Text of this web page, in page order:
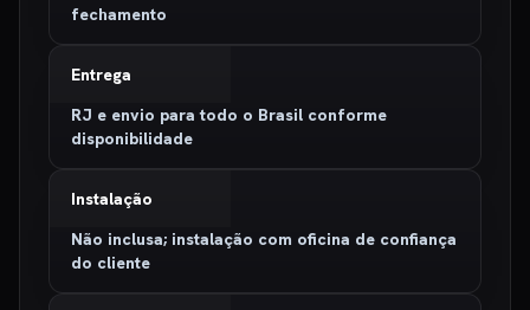
fechamento
Entrega
RJ e envio para todo o Brasil conforme
disponibilidade
Instalação
Não inclusa; instalação com oficina de confiança
do cliente